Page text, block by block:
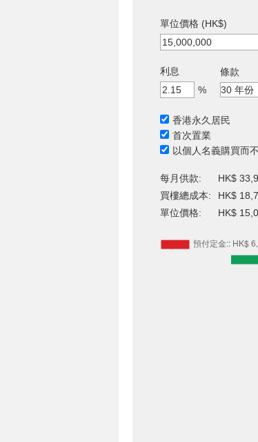
單位價格 (HK$)
利息
%
條款
香港永久居民
首次置業
以個人名義購買而
每月供款:
HK$
買樓總成本:
HK$
單位價格:
HK$